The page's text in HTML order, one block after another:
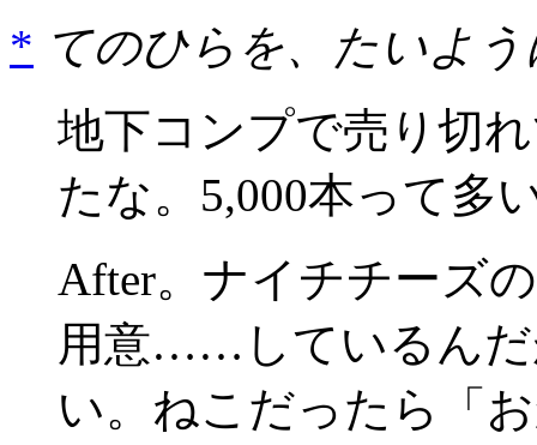
* てのひらを、たいよう
地下コンプで売り切
たな。5,000本って多
After。ナイチチーズ
用意……しているんだ
い。ねこだったら「